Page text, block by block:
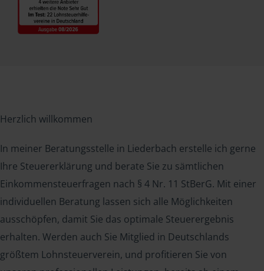
Herzlich willkommen
In meiner Beratungsstelle in Liederbach erstelle ich gerne
Ihre Steuererklärung und berate Sie zu sämtlichen
Einkommensteuerfragen nach § 4 Nr. 11 StBerG. Mit einer
individuellen Beratung lassen sich alle Möglichkeiten
ausschöpfen, damit Sie das optimale Steuerergebnis
erhalten. Werden auch Sie Mitglied in Deutschlands
größtem Lohnsteuerverein, und profitieren Sie von